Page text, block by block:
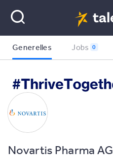
Generelles Jobs 0
Novartis Pharma AG